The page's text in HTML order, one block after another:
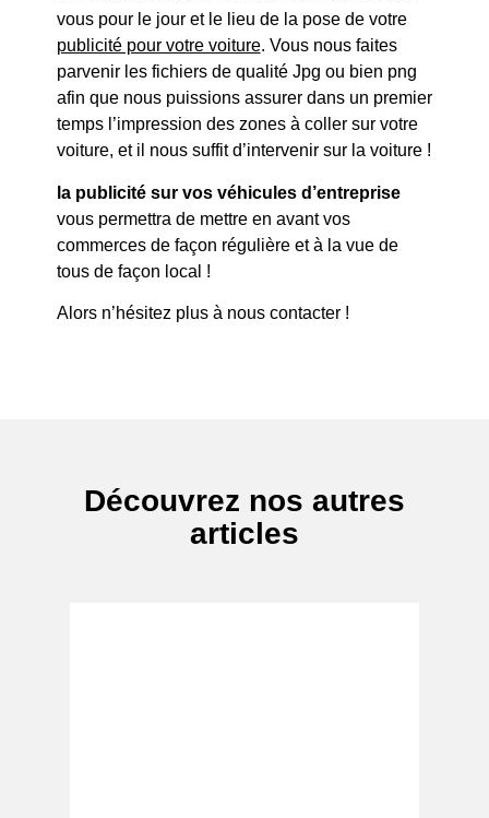
vous pour le jour et le lieu de la pose de votre
publicité pour votre voiture. Vous nous faites
parvenir les fichiers de qualité Jpg ou bien png
afin que nous puissions assurer dans un premier
temps l’impression des zones à coller sur votre
voiture, et il nous suffit d’intervenir sur la voiture !
la publicité sur vos véhicules d’entreprise
vous permettra de mettre en avant vos
commerces de façon régulière et à la vue de
tous de façon local !
Alors n’hésitez plus à nous contacter !
Découvrez nos autres
articles